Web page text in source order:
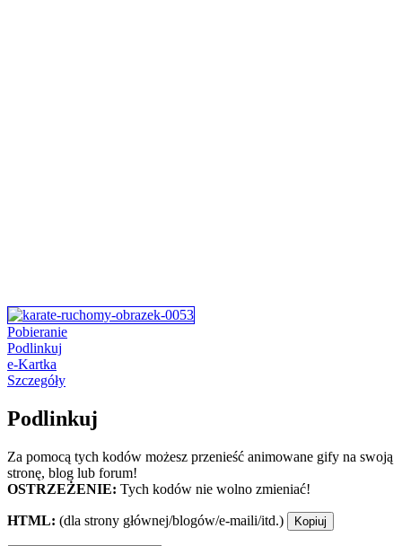
Pobieranie
Podlinkuj
e-Kartka
Szczegóły
Podlinkuj
Za pomocą tych kodów możesz przenieść animowane gify na swoją
stronę, blog lub forum!
OSTRZEŻENIE: Tych kodów nie wolno zmieniać!
HTML: (dla strony głównej/blogów/e-maili/itd.) Kopiuj